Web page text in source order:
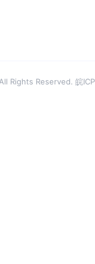
Rights Reserved. 皖